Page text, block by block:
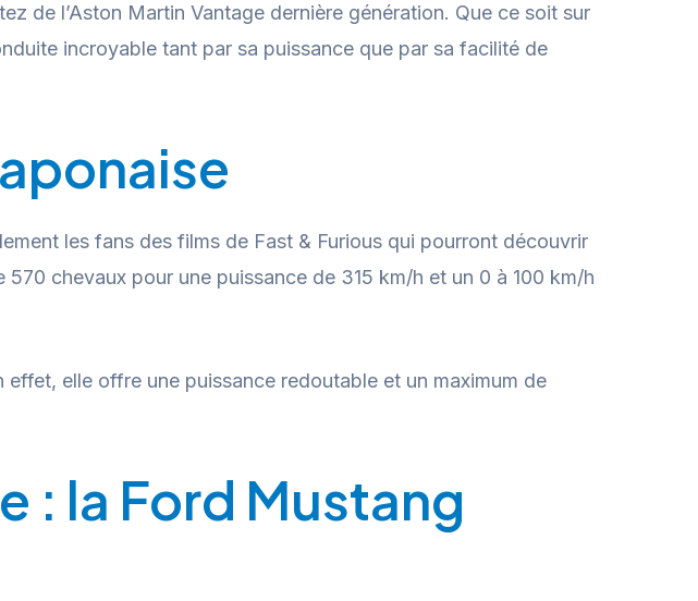
de l’Aston Martin Vantage dernière génération. Que ce soit sur
incroyable tant par sa puissance que par sa facilité de
les fans des films de Fast & Furious qui pourront découvrir
chevaux pour une puissance de 315 km/h et un 0 à 100 km/h
elle offre une puissance redoutable et un maximum de
: la Ford Mustang